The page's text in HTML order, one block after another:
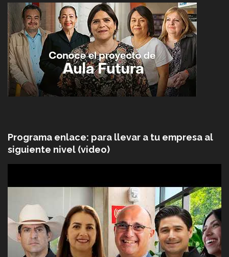
Programa enlace: para llevar a tu empresa al
siguiente nivel (video)